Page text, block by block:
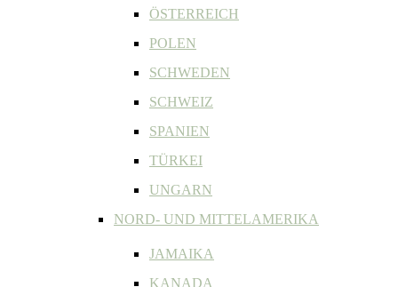
ÖSTERREICH
POLEN
SCHWEDEN
SCHWEIZ
SPANIEN
TÜRKEI
UNGARN
NORD- UND MITTELAMERIKA
JAMAIKA
KANADA